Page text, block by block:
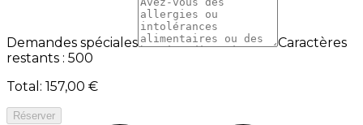
Demandes spéciales
Caractères
restants : 500
Total : 157,00 €
Réserver